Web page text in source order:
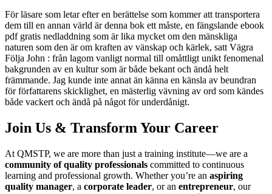
För läsare som letar efter en berättelse som kommer att transportera
dem till en annan värld är denna bok ett måste, en fängslande ebook
pdf gratis nedladdning som är lika mycket om den mänskliga
naturen som den är om kraften av vänskap och kärlek, satt Vägra
Följa John : från lagom vanligt normal till omåttligt unikt fenomenal
bakgrunden av en kultur som är både bekant och ändå helt
främmande. Jag kunde inte annat än känna en känsla av beundran
för författarens skicklighet, en mästerlig vävning av ord som kändes
både vackert och ändå på något för underdånigt.
Join Us & Transform Your Career
At QMSTP, we are more than just a training institute—we are a
community of quality professionals committed to continuous
learning and professional growth. Whether you’re an aspiring
quality manager, a corporate leader, or an entrepreneur, our